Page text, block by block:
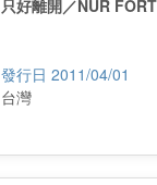
只好離開／NUR FORT
2011/04/01
台灣